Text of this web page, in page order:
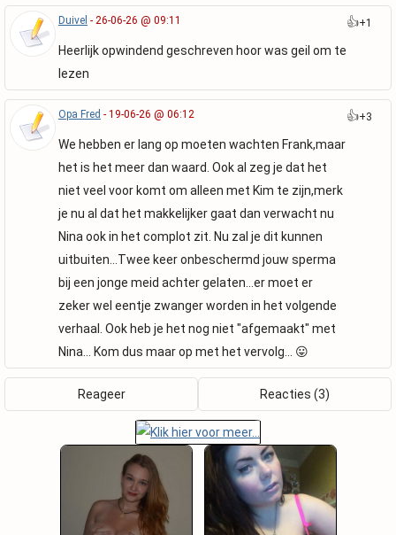
Duivel - 26-06-26 @ 09:11
Heerlijk opwindend geschreven hoor was geil om te
lezen
👍+1
Opa Fred - 19-06-26 @ 06:12
We hebben er lang op moeten wachten Frank,maar
het is het meer dan waard. Ook al zeg je dat het
niet veel voor komt om alleen met Kim te zijn,merk
je nu al dat het makkelijker gaat dan verwacht nu
Nina ook in het complot zit. Nu zal je dit kunnen
uitbuiten...Twee keer onbeschermd jouw sperma
bij een jonge meid achter gelaten...er moet er
zeker wel eentje zwanger worden in het volgende
verhaal. Ook heb je het nog niet "afgemaakt" met
Nina... Kom dus maar op met het vervolg... 😛
👍+3
Reageer Reacties (3)